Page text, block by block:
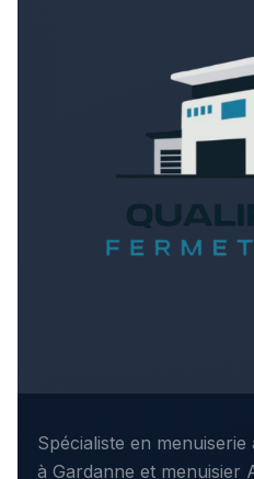
Spécialiste en
à Gardanne et menuisier